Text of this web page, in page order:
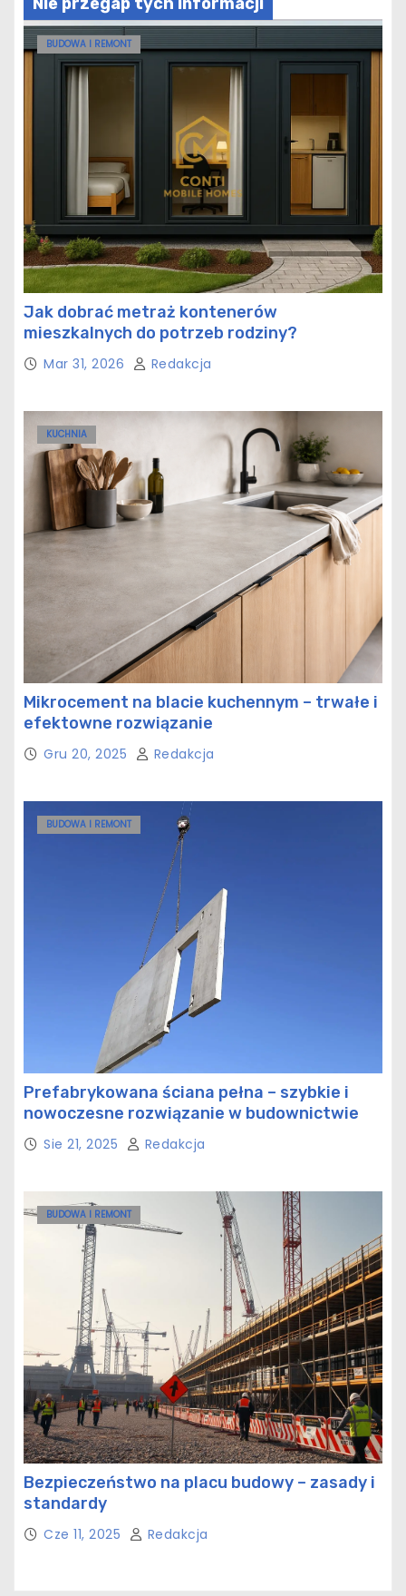
BUDOWA I REMONT
Jak dobrać metraż kontenerów
mieszkalnych do potrzeb rodziny?
Mar 31, 2026 Redakcja
KUCHNIA
Mikrocement na blacie kuchennym – trwałe i
efektowne rozwiązanie
Gru 20, 2025 Redakcja
BUDOWA I REMONT
Prefabrykowana ściana pełna – szybkie i
nowoczesne rozwiązanie w budownictwie
Sie 21, 2025 Redakcja
BUDOWA I REMONT
Bezpieczeństwo na placu budowy – zasady i
standardy
Cze 11, 2025 Redakcja